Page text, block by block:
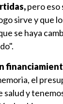
pero eso
sirve y que
se haya
el
salud y